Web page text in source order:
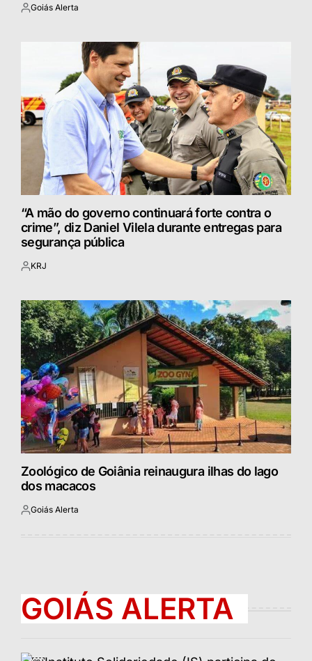
Postado
Goiás Alerta
“A mão do governo continuará forte contra o
crime”, diz Daniel Vilela durante entregas para
segurança pública
Postado
KRJ
Zoológico de Goiânia reinaugura ilhas do lago
dos macacos
Postado
Goiás Alerta
GOIÁS ALERTA